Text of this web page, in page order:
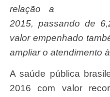
relação a
2015, passando de
valor empenhado
ampliar o atendimento
A saúde pública brasileira encerrou o ano de
2016 com valor